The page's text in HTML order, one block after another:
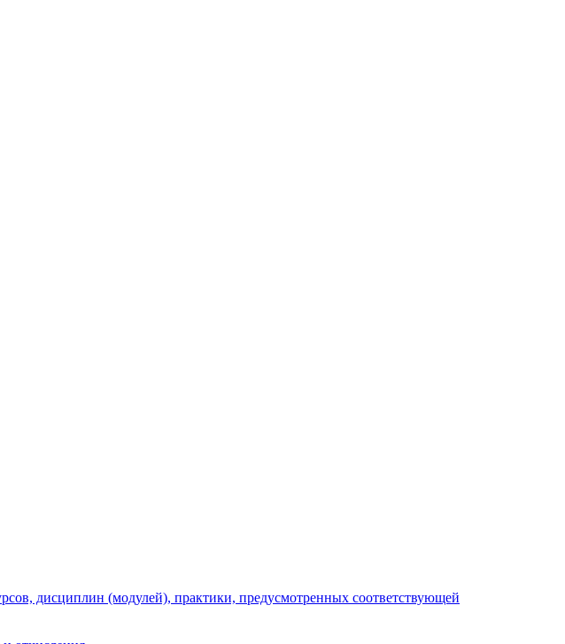
дисциплин (модулей), практики, предусмотренных соответствующей